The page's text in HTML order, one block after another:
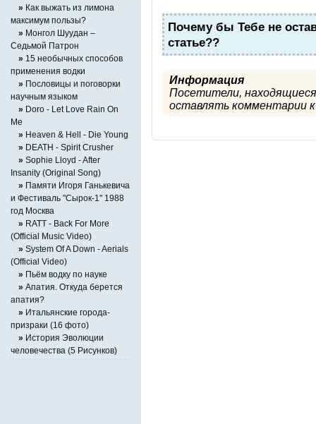
Почему бы Тебе не
статье??
Информация
Посетители,
оставлять комментарии к
» Как выжать из лимона
максимум пользы?
» Монгол Шуудан –
Седьмой Патрон
» 15 необычных способов
применения водки
» Пословицы и поговорки
научным языком
» Doro - Let Love Rain On
Me
» Heaven & Hell - Die Young
» DEATH - Spirit Crusher
» Sophie Lloyd - After
Insanity (Original Song)
» Памяти Игоря Ганькевича
и Фестиваль "Сырок-1" 1988
год Москва
» RATT - Back For More
(Official Music Video)
» System Of A Down - Aerials
(Official Video)
» Пьём водку по науке
» Апатия. Откуда берется
апатия?
» Итальянские города-
призраки (16 фото)
» История Эволюции
человечества (5 Рисунков)